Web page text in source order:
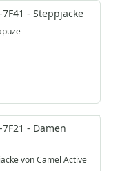
- Steppjacke
- Damen
von Camel Active